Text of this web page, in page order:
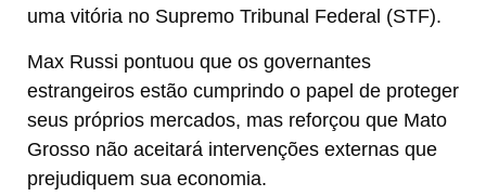
uma vitória no Supremo Tribunal Federal (STF).
Max Russi pontuou que os governantes
estrangeiros estão cumprindo o papel de proteger
seus próprios mercados, mas reforçou que Mato
Grosso não aceitará intervenções externas que
prejudiquem sua economia.